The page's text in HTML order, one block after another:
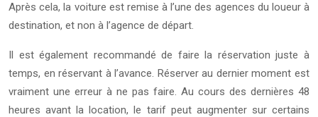
Après cela, la voiture est remise à l’une des agences du loueur à
destination, et non à l’agence de départ.
Il est également recommandé de faire la réservation juste à
temps, en réservant à l’avance. Réserver au dernier moment est
vraiment une erreur à ne pas faire. Au cours des dernières 48
heures avant la location, le tarif peut augmenter sur certains